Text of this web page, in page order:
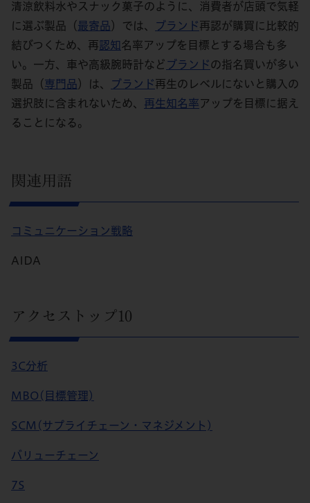
清涼飲料水やスナック菓子のように、消費者が店頭で気軽
に選ぶ製品（最寄品）では、 ブランド再認が購買に比較的
結びつくため、再認知 名率アップを目標とする場合も多
い。一方、車や高級腕時計など ブランドの指名買いが多い
製品（専門品）は、 ブランド再生のレベルにないと購入の
選択肢に含まれないため、 再生知名率アップを目標に据え
ることになる。
関連用語
コミュニケーション戦略
AIDA
アクセストップ10
3C分析
MBO(目標管理)
SCM(サプライチェーン・マネジメント)
バリューチェーン
7S